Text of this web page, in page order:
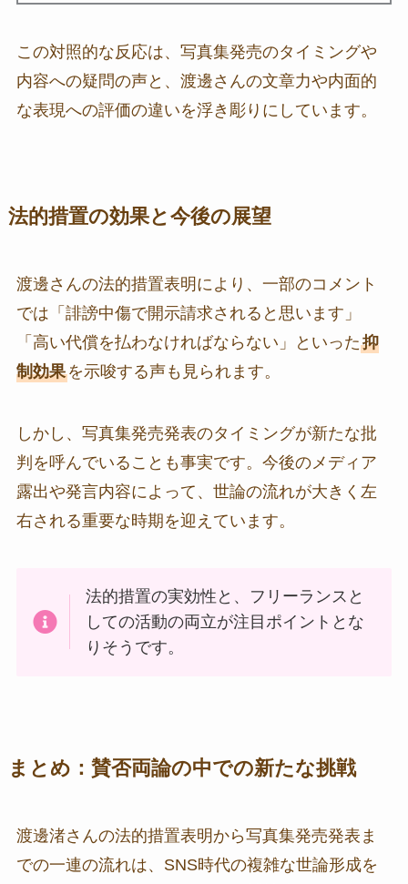
この対照的な反応は、写真集発売のタイミングや
内容への疑問の声と、渡邊さんの文章力や内面的
な表現への評価の違いを浮き彫りにしています。
法的措置の効果と今後の展望
渡邊さんの法的措置表明により、一部のコメント
では「誹謗中傷で開示請求されると思います」
「高い代償を払わなければならない」といった抑
制効果を示唆する声も見られます。
しかし、写真集発売発表のタイミングが新たな批
判を呼んでいることも事実です。今後のメディア
露出や発言内容によって、世論の流れが大きく左
右される重要な時期を迎えています。
法的措置の実効性と、フリーランスと
しての活動の両立が注目ポイントとな
りそうです。
まとめ：賛否両論の中での新たな挑戦
渡邊渚さんの法的措置表明から写真集発売発表ま
での一連の流れは、SNS時代の複雑な世論形成を